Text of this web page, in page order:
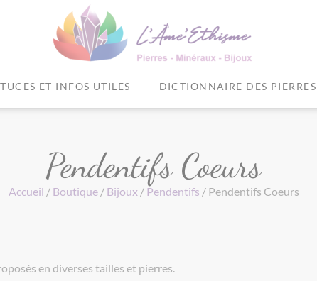
ET INFOS UTILES DICTIONNAIRE DES PIERRES
Pendentifs Coeurs
Accueil / Boutique/ Bijoux/ Pendentifs / Pendentifs Coeurs
en diverses tailles et pierres.